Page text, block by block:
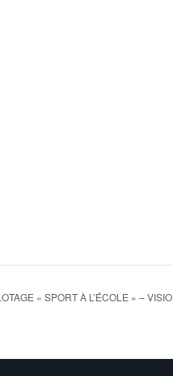
« SPORT À L’ÉCOLE » – VISIO